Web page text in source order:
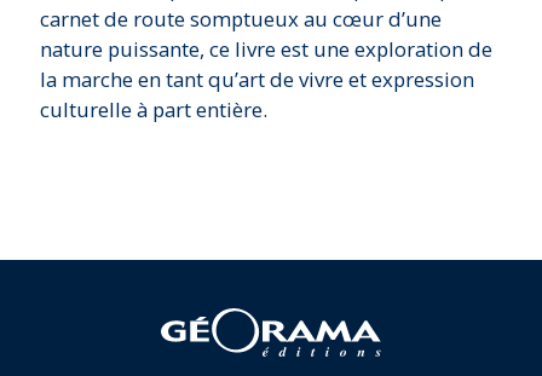
carnet de route somptueux au cœur d’une
nature puissante, ce livre est une exploration de
la marche en tant qu’art de vivre et expression
culturelle à part entière.